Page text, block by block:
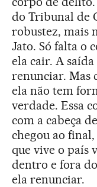
do Tribunal de
robustez, mais
Jato. Só falta o
ela cair. A
renunciar. Mas
ela não tem
verdade. Essa
com a cabeça
chegou ao final,
que vive o país
dentro e fora
ela renunciar.